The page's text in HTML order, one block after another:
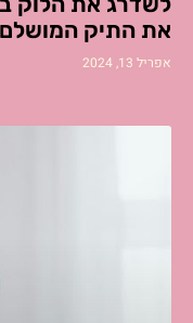
את התיק
אפריל 13, 2024